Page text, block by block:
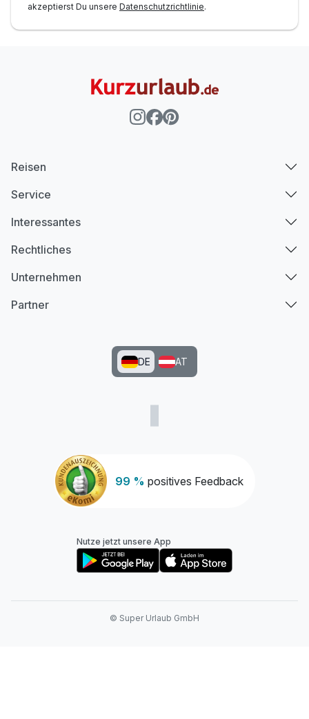
akzeptierst Du unsere Datenschutzrichtlinie.
99 % positives Feedback
Reisen
Service
Interessantes
Rechtliches
Unternehmen
Partner
DE AT
Nutze jetzt unsere App
© Super Urlaub GmbH